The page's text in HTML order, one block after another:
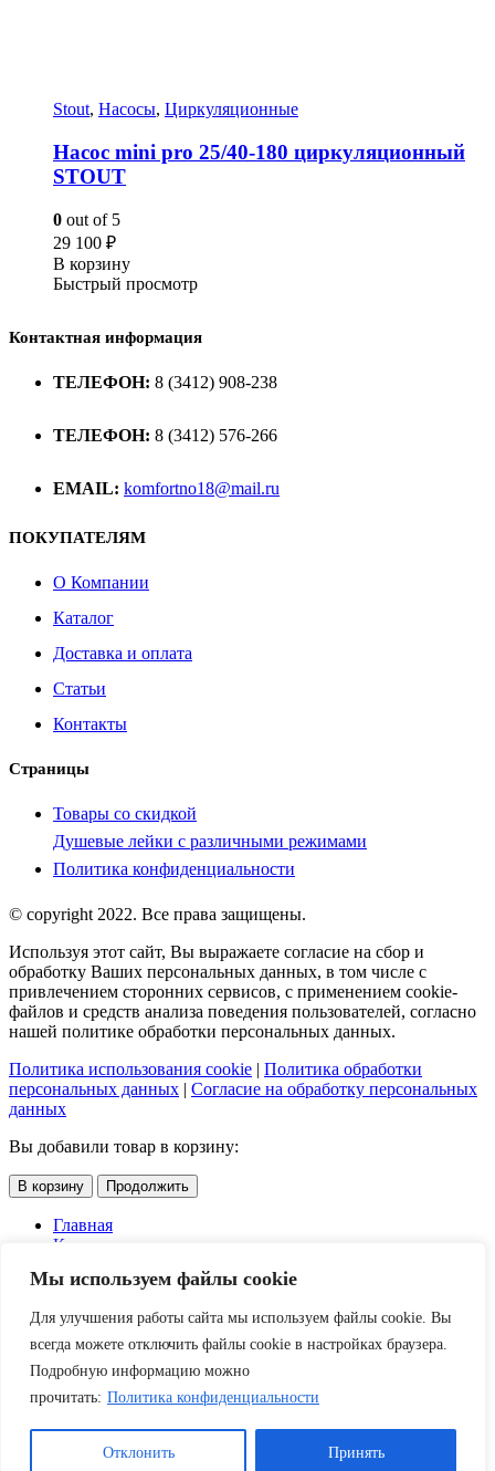
Мы используем файлы cookie
Для улучшения работы сайта мы используем файлы cookie. Вы
всегда можете отключить файлы cookie в настройках браузера.
Подробную информацию можно
прочитать: Политика конфиденциальности
Отклонить Принять
Stout, Насосы, Циркуляционные
Насос mini pro 25/40-180 циркуляционный
STOUT
0 out of 5
29 100 ₽
В корзину
Быстрый просмотр
Контактная информация
ТЕЛЕФОН: 8 (3412) 908-238
ТЕЛЕФОН: 8 (3412) 576-266
EMAIL: komfortno18@mail.ru
ПОКУПАТЕЛЯМ
О Компании
Каталог
Доставка и оплата
Статьи
Контакты
Страницы
Товары со скидкой
Душевые лейки с различными режимами
Политика конфиденциальности
© copyright 2022. Все права защищены.
Используя этот сайт, Вы выражаете согласие на сбор и
обработку Ваших персональных данных, в том числе с
привлечением сторонних сервисов, с применением cookie-
файлов и средств анализа поведения пользователей, согласно
нашей политике обработки персональных данных.
Политика использования cookie | Политика обработки
персональных данных | Согласие на обработку персональных
данных
Вы добавили товар в корзину:
В корзину Продолжить
Главная
Каталог
Доставка и оплата
Контакты
Акции
Скидки